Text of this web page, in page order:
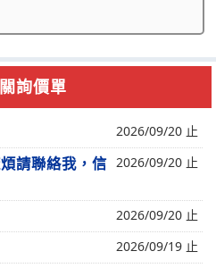
詢價單
2026/09/20 止
請聯絡我，信 2026/09/20 止
2026/09/20 止
2026/09/19 止